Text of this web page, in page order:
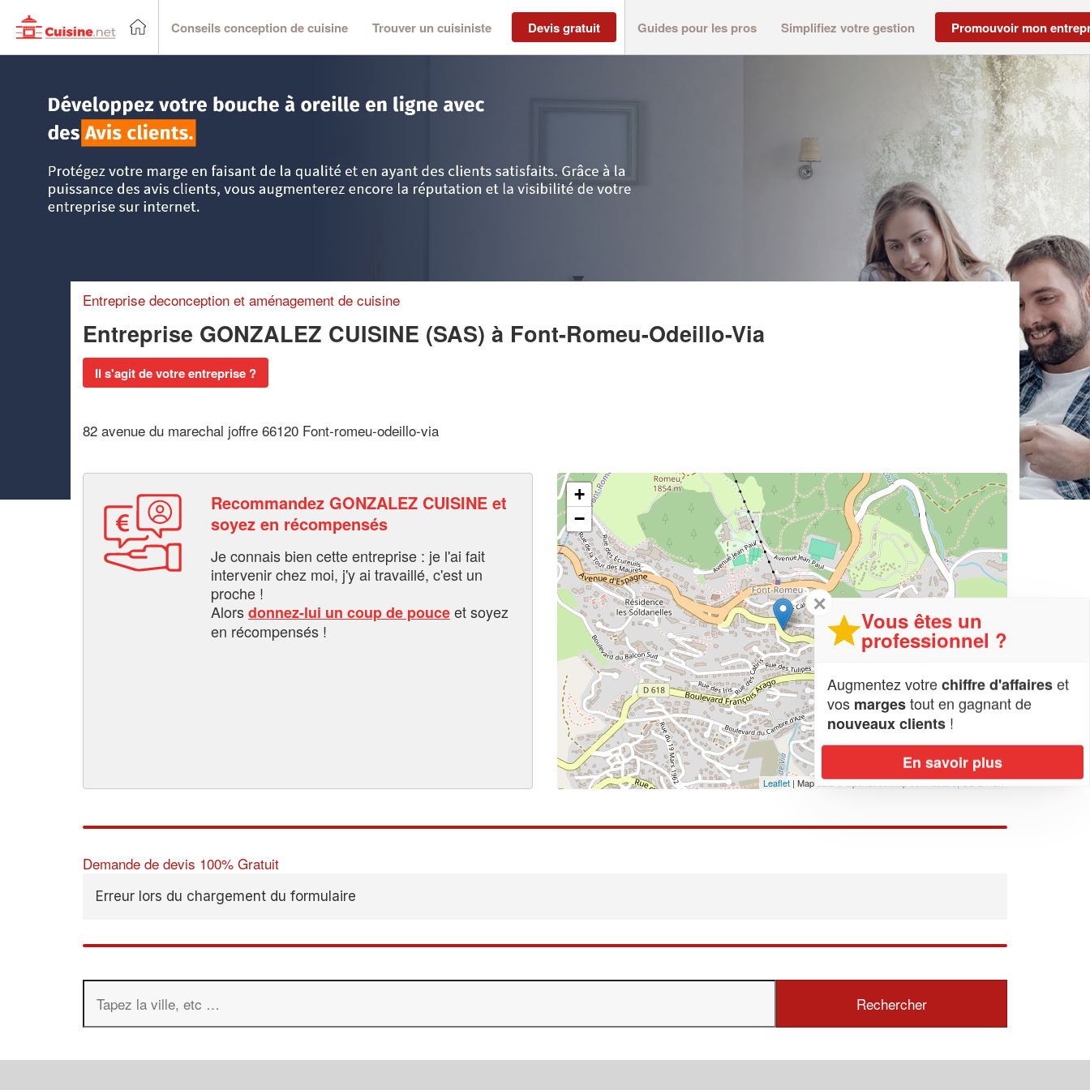
Conseils conception de cuisine Trouver un cuisiniste Devis gratuit Guides pour les pros Simplifiez votre gestion Promouvoir mon
Entreprise deconception et aménagement de cuisine
Entreprise GONZALEZ CUISINE (SAS) à Font-Romeu-Odeillo-Via
Il s'agit de votre entreprise ?
82 avenue du marechal joffre 66120 Font-romeu-odeillo-via
Recommandez GONZALEZ CUISINE et
soyez en récompensés
Je connais bien cette entreprise : je l'ai fait
intervenir chez moi, j'y ai travaillé, c'est un
proche !
Alorsdonnez-lui un coup de pouceet soyez
en récompensés !
+
−
Leaflet | Map data ©OpenStreetMap contributors,CC-BY-SA
Demande de devis 100% Gratuit
Erreur lors du chargement du formulaire
✕
Vous êtes un
professionnel ?
Augmentez votrechiffre d'affaireset
vos margestout en gagnant de
nouveaux clients !
En savoir plus